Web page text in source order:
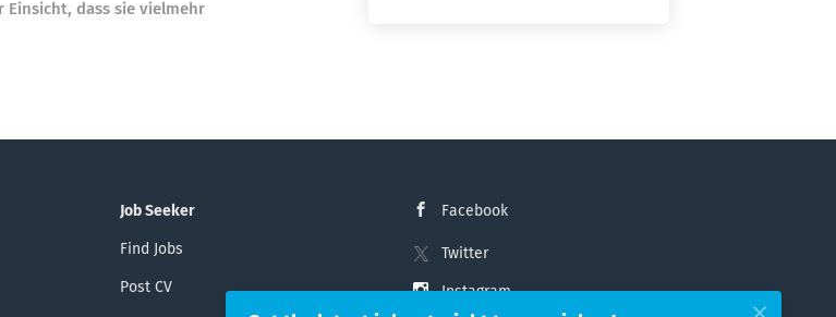
Einsicht, dass sie vielmehr
Job Seeker
Find Jobs
Post CV
Facebook
Twitter
Instagram